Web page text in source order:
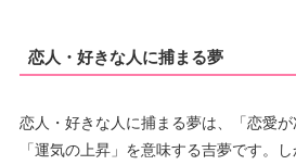
恋人・好きな人に捕まる夢
恋人・好きな人に捕まる夢は、「恋愛が
「運気の上昇」を意味する吉夢です。